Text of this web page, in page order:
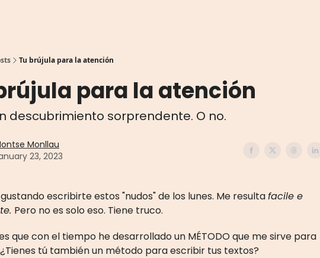
Tu brújula para la atención
para la atención
descubrimiento sorprendente. O no.
Monllau
23, 2023
escribirte estos "nudos" de los lunes. Me resultafacile e
Pero no es solo eso. Tiene truco.
que con el tiempo he desarrollado un MÉTODO que me sirve para
tú también un método para escribir tus textos?